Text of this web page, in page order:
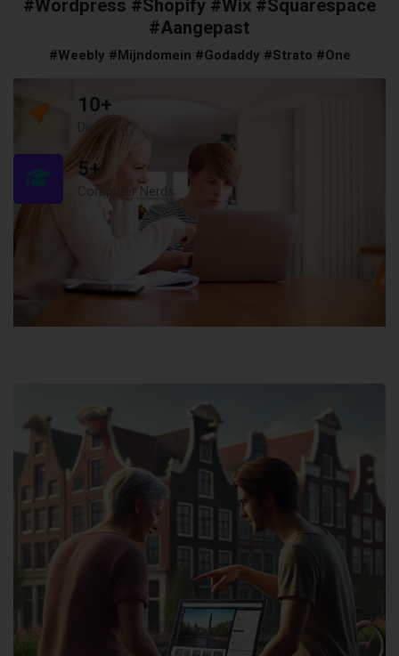
#Wordpress #Shopify #Wix #Squarespace
#Aangepast
#Weebly #Mijndomein #Godaddy #Strato #One
10+
Diensten
5+
Computer Nerds